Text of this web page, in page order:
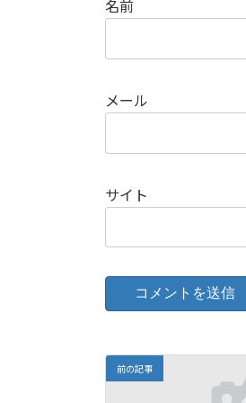
名前
メール
サイト
前の記事